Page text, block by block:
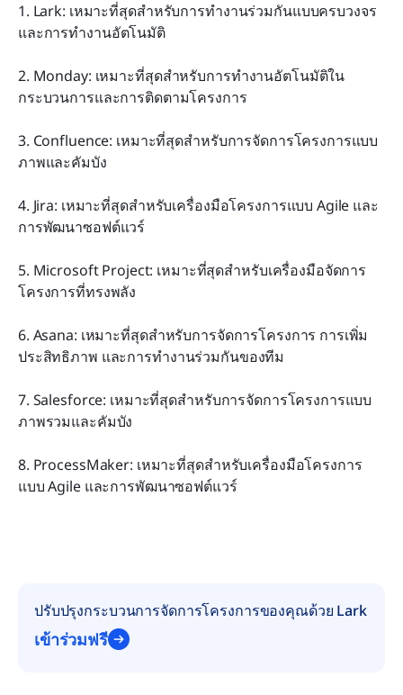
1. Lark: เหมาะที่สุดสำหรับการทำงานร่วมกันแบบครบวงจร
และการทำงานอัตโนมัติ
2. Monday: เหมาะที่สุดสำหรับการทำงานอัตโนมัติใน
กระบวนการและการติดตามโครงการ
3. Confluence: เหมาะที่สุดสำหรับการจัดการโครงการแบบ
ภาพและคัมบัง
4. Jira: เหมาะที่สุดสำหรับเครื่องมือโครงการแบบ Agile และ
การพัฒนาซอฟต์แวร์
5. Microsoft Project: เหมาะที่สุดสำหรับเครื่องมือจัดการ
โครงการที่ทรงพลัง
6. Asana: เหมาะที่สุดสำหรับการจัดการโครงการ การเพิ่ม
ประสิทธิภาพ และการทำงานร่วมกันของทีม
7. Salesforce: เหมาะที่สุดสำหรับการจัดการโครงการแบบ
ภาพรวมและคัมบัง
8. ProcessMaker: เหมาะที่สุดสำหรับเครื่องมือโครงการ
แบบ Agile และการพัฒนาซอฟต์แวร์
ปรับปรุงกระบวนการจัดการโครงการของคุณด้วย Lark
เข้าร่วมฟรี